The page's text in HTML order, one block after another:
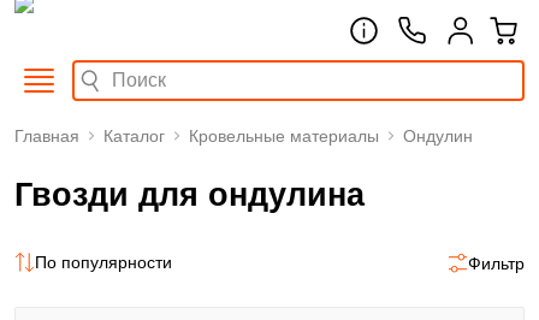
Главная Каталог Кровельные материалы Ондулин
Гвозди для ондулина
По популярности Фильтр